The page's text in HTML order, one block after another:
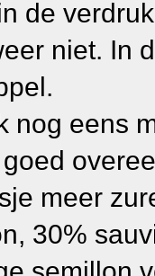
de
niet. In
nog eens
meer
30%